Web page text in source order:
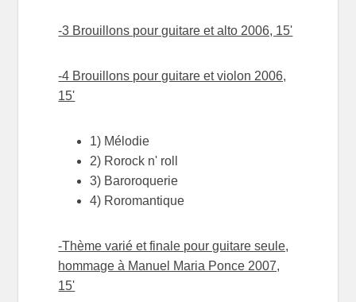
-3 Brouillons pour guitare et alto 2006, 15'
-4 Brouillons pour guitare et violon 2006,
15'
1) Mélodie
2) Rorock n' roll
3) Baroroquerie
4) Roromantique
-Thème varié et finale pour guitare seule,
hommage à Manuel Maria Ponce 2007,
15'